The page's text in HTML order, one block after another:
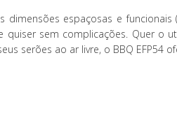
dimensões espaçosas e
quiser sem complicações. Quer o
serões ao ar livre, o BBQ EFP54